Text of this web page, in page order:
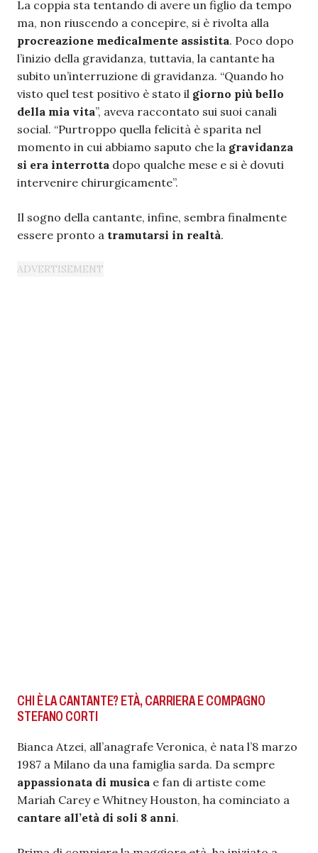
La coppia sta tentando di avere un figlio da tempo
ma, non riuscendo a concepire, si è rivolta alla
procreazione medicalmente assistita. Poco dopo
l’inizio della gravidanza, tuttavia, la cantante ha
subito un’interruzione di gravidanza. “Quando ho
visto quel test positivo è stato il giorno più bello
della mia vita”, aveva raccontato sui suoi canali
social. “Purtroppo quella felicità è sparita nel
momento in cui abbiamo saputo che la gravidanza
si era interrotta dopo qualche mese e si è dovuti
intervenire chirurgicamente”.
Il sogno della cantante, infine, sembra finalmente
essere pronto a tramutarsi in realtà.
CHI È LA CANTANTE? ETÀ, CARRIERA E COMPAGNO
STEFANO CORTI
Bianca Atzei, all’anagrafe Veronica, è nata l’8 marzo
1987 a Milano da una famiglia sarda. Da sempre
appassionata di musica e fan di artiste come
Mariah Carey e Whitney Houston, ha cominciato a
cantare all’età di soli 8 anni.